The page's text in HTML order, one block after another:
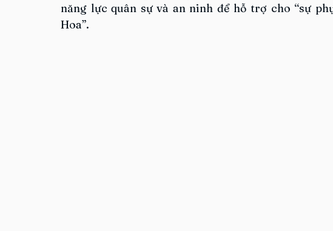
năng lực quân sự và an ninh để hỗ trợ cho “sự
Hoa”.